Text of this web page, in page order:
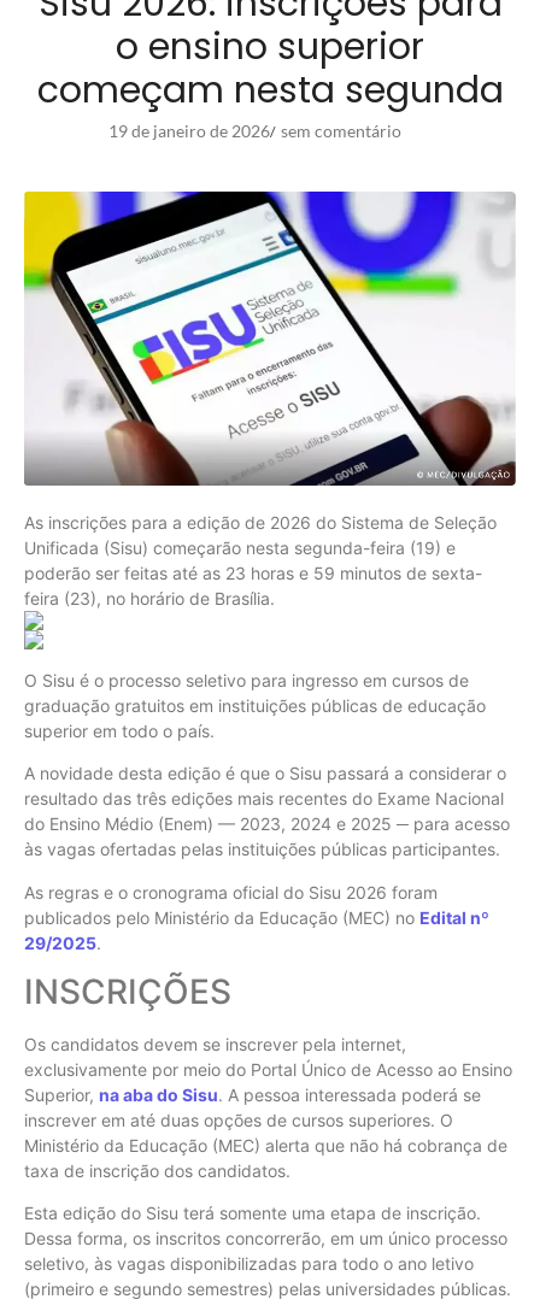
o ensino superior
começam nesta segunda
19 de janeiro de 2026/ sem comentário
As inscrições para a edição de 2026 do Sistema de Seleção
Unificada (Sisu) começarão nesta segunda-feira (19) e
poderão ser feitas até as 23 horas e 59 minutos de sexta-
feira (23), no horário de Brasília.
O Sisu é o processo seletivo para ingresso em cursos de
graduação gratuitos em instituições públicas de educação
superior em todo o país.
A novidade desta edição é que o Sisu passará a considerar o
resultado das três edições mais recentes do Exame Nacional
do Ensino Médio (Enem) — 2023, 2024 e 2025 ─ para acesso
às vagas ofertadas pelas instituições públicas participantes.
As regras e o cronograma oficial do Sisu 2026 foram
publicados pelo Ministério da Educação (MEC) no Edital nº
29/2025.
INSCRIÇÕES
Os candidatos devem se inscrever pela internet,
exclusivamente por meio do Portal Único de Acesso ao Ensino
Superior, na aba do Sisu. A pessoa interessada poderá se
inscrever em até duas opções de cursos superiores. O
Ministério da Educação (MEC) alerta que não há cobrança de
taxa de inscrição dos candidatos.
Esta edição do Sisu terá somente uma etapa de inscrição.
Dessa forma, os inscritos concorrerão, em um único processo
seletivo, às vagas disponibilizadas para todo o ano letivo
(primeiro e segundo semestres) pelas universidades públicas.